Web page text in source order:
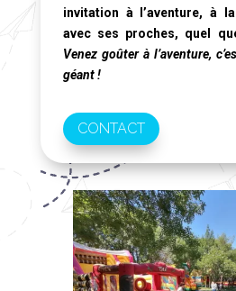
invitation à l’aventure, à
avec ses proches, quel
Venez goûter à l’aventure,
géant !
CONTACT